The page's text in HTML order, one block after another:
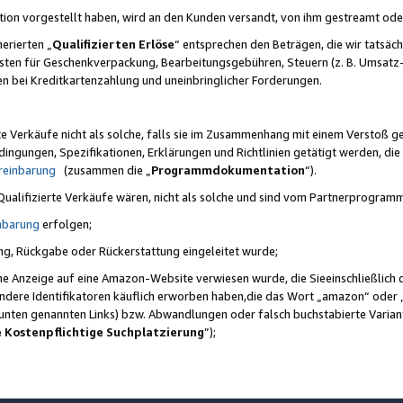
vorgestellt haben, wird an den Kunden versandt, von ihm gestreamt
„ Qualifizierten Erlöse“ entsprechen den Beträgen, die wir
für Geschenkverpackung, Bearbeitungsgebühren, Steuern (z. B.
bei Kreditkartenzahlung und uneinbringlicher Forderungen.
Verkäufe nicht als solche, falls sie im Zusammenhang mit einem Verstoß
Spezifikationen, Erklärungen und Richtlinien getätigt werden,
(zusammen die „ Programmdokumentation“).
Verkäufe wären, nicht als solche und sind vom
erfolgen;
Rückgabe oder Rückerstattung eingeleitet wurde;
Anzeige auf eine Amazon-Website verwiesen wurde, die Sieeinschließlich
Identifikatoren käuflich erworben haben,die das Wort „amazon“
genannten Links) bzw. Abwandlungen oder falsch buchstabierte
Kostenpflichtige Suchplatzierung”);